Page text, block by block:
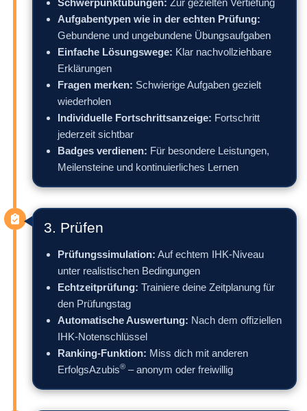
Schwerpunktübungen: Zur gezielten Vertiefung
Aufgabentypen wie in der echten Prüfung:
Gebundene und ungebundene Übungsaufgaben
Einfache Lösungswege: Klar nachvollziehbare
Erklärungen
Fragen merken: Schwierige Aufgaben gezielt
wiederholen
Individuelle Fortschrittsanzeige: Fortschritt
jederzeit sichtbar
Badges verdienen: Für besondere Leistungen,
Meilensteine und kontinuierliches Lernen
3. Prüfen
Prüfungssimulation: Auf echtem IHK-Niveau
unter realistischen Bedingungen
Echtzeitprüfung: Trainiere deine Zeitplanung für
den Prüfungstag
Automatische Auswertung: Nach dem offiziellen
IHK-Notenschlüssel
Ranking-Funktion: Miss dich mit anderen
ErfolgsAzubis® – anonym oder freiwillig